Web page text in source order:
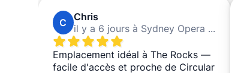
C
Chris
il y a 6 jours à Sydney Opera House
Emplacement idéal à The Rocks —
facile d'accès et proche de Circular